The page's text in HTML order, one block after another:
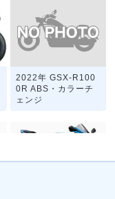
2022年 GSX-R100
0R ABS・カラーチ
ェンジ